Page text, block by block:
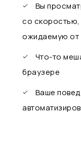
Вы
со
ожидаемую от
Что-то
браузере
Ваше